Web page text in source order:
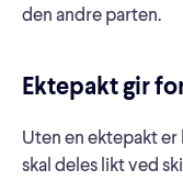
den andre parten.
Ektepakt gir
Uten en ektepakt
skal deles likt ved